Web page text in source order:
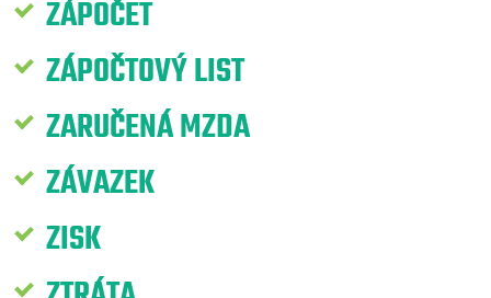
ZÁPOČET
ZÁPOČTOVÝ LIST
ZARUČENÁ MZDA
ZÁVAZEK
ZISK